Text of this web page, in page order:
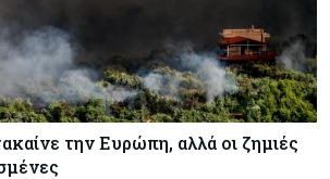
την Ευρώπη, αλλά οι ζημιές